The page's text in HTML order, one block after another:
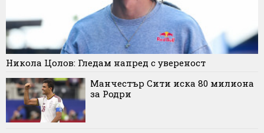
Никола Цолов: Гледам напред с увереност
Манчестър Сити иска 80 милиона
за Родри